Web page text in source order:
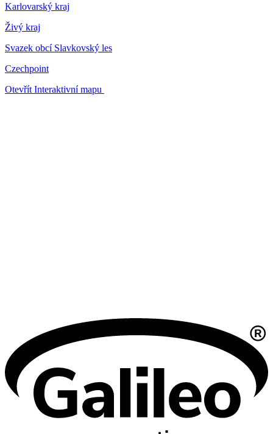
Karlovarský kraj
Živý kraj
Svazek obcí Slavkovský les
Czechpoint
Otevřít Interaktivní mapu